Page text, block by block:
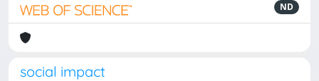
ND
social impact